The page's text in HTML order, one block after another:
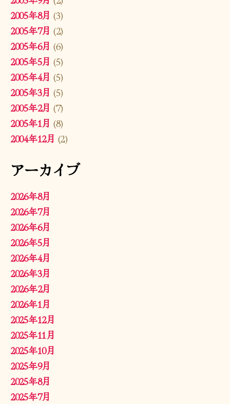
2005年8月 (3)
2005年7月 (2)
2005年6月 (6)
2005年5月 (5)
2005年4月 (5)
2005年3月 (5)
2005年2月 (7)
2005年1月 (8)
2004年12月 (2)
アーカイブ
2026年8月
2026年7月
2026年6月
2026年5月
2026年4月
2026年3月
2026年2月
2026年1月
2025年12月
2025年11月
2025年10月
2025年9月
2025年8月
2025年7月